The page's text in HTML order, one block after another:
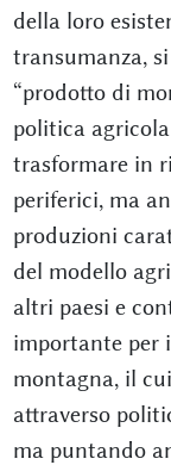
della loro
transumanza,
“prodotto di
politica
trasformare in
periferici, ma
produzioni
del modello
altri paesi e
importante per
montagna, il
attraverso
ma puntando